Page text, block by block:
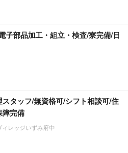
子部品加工・組立・検査/寮完備/日
スタッフ/無資格可/シフト相談可/住
障完備
レッジいずみ府中